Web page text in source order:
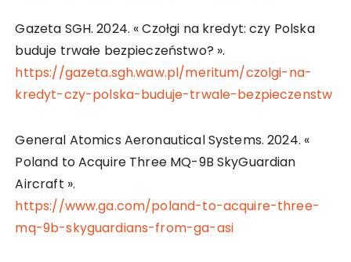
Gazeta SGH. 2024. « Czołgi na kredyt: czy Polska
buduje trwałe bezpieczeństwo? ».
https://gazeta.sgh.waw.pl/meritum/czolgi-na-
kredyt-czy-polska-buduje-trwale-bezpieczenstw
General Atomics Aeronautical Systems. 2024. «
Poland to Acquire Three MQ-9B SkyGuardian
Aircraft ».
https://www.ga.com/poland-to-acquire-three-
mq-9b-skyguardians-from-ga-asi